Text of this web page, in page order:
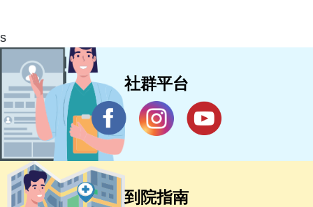
s
社群平台
到院指南